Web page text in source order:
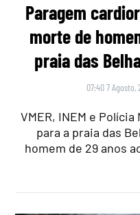
Paragem
morte de
praia das
07:40 7 Agosto,
VMER, INEM e
para a praia das
homem de 29 anos